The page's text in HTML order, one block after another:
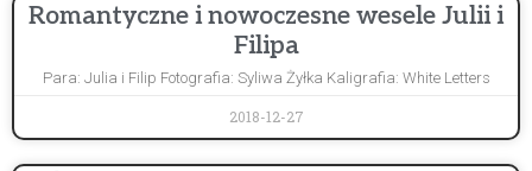
Romantyczne i nowoczesne wesele Julii i
Filipa
Para: Julia i Filip Fotografia: Syliwa Żyłka Kaligrafia: White Letters
2018-12-27